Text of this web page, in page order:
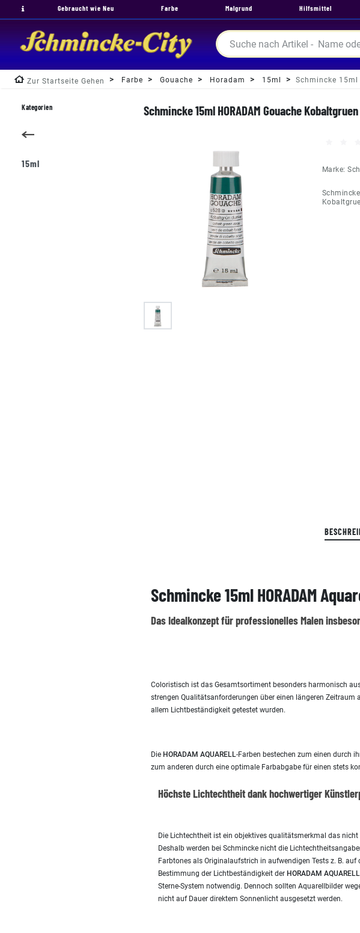
Gebraucht wie Neu Farbe Malgrund Hilfsmittel
Zur Startseite Gehen Farbe Gouache Horadam 15ml Schmincke 15ml
Schmincke 15ml HORADAM Gouache
Marke:
Schmincke 15ml HORADAM
Das Idealkonzept für professionelles Malen
Coloristisch ist das Gesamtsortiment besonders harmonisch
strengen Qualitätsanforderungen über einen längeren
allem Lichtbeständigkeit getestet wurden.
Die HORADAM AQUARELL-Farben bestechen zum einen durch
zum anderen durch eine optimale Farbabgabe für einen stets
Höchste Lichtechtheit dank hochwertiger
Die Lichtechtheit ist ein objektives qualitätsmerkmal das
Deshalb werden bei Schmincke nicht die
Farbtones als Originalaufstrich in aufwendigen Tests z. B.
Bestimmung der Lichtbeständigkeit der HORADAM AQUARELL
Sterne-System notwendig. Dennoch sollten Aquarellbilder
nicht auf Dauer direktem Sonnenlicht ausgesetzt werden.
Kategorien
15ml